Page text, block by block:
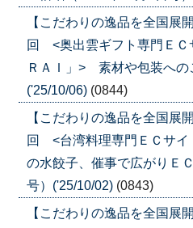
【こだわりの逸品を全国展
回 <奥出雲ギフト専門Ｅ
ＲＡＩ」> 素材や包装への
('25/10/06) (0844)
【こだわりの逸品を全国展
回 <台湾料理専門ＥＣサ
の水餃子、催事で広がりＥ
号）('25/10/02) (0843)
【こだわりの逸品を全国展